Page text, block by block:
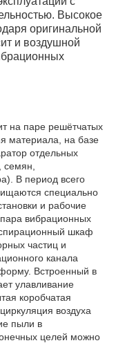
Высокое
оригинальной
и воздушной
на паре решётчатых
материала, на базе
отдельных
семян,
В период всего
специально
и рабочие
вибрационных
шкаф
частиц и
канала
Встроенный в
улавливание
коробчатая
воздуха
пыли в
целей можно